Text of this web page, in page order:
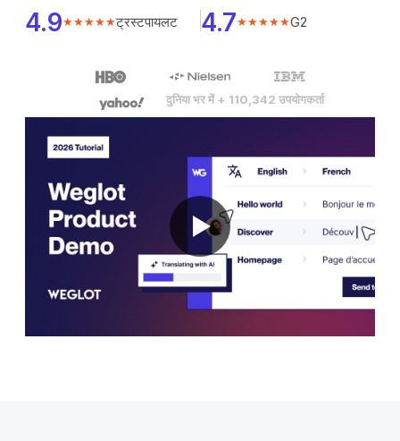
4.9★★★★★ट्रस्टपायलट 4.7★★★★★G2
दुनिया भर में + 110,342 उपयोगकर्ता